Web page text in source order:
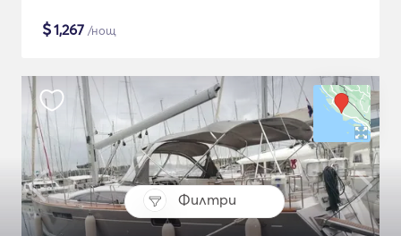
Филтри
$1,267 /нощ